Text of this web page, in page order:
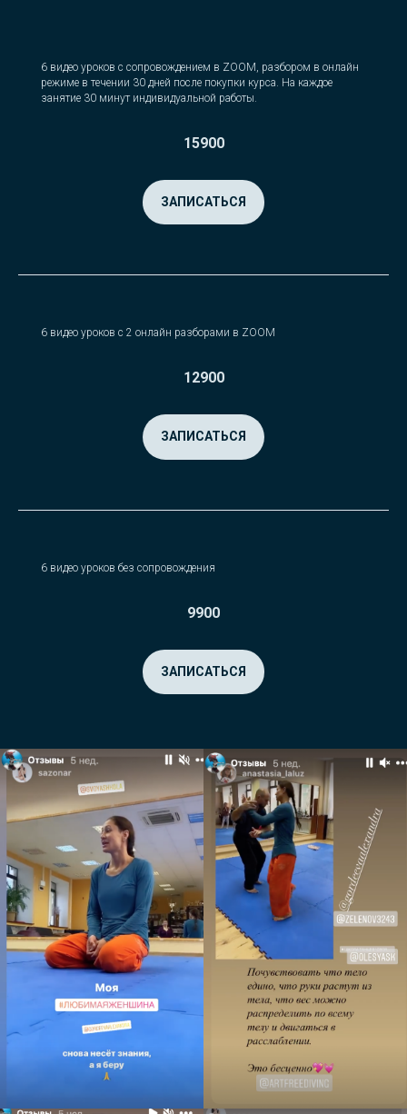
6 видео уроков с сопровождением в ZOOM, разбором в онлайн
режиме в течении 30 дней после покупки курса. На каждое
занятие 30 минут индивидуальной работы.
15900
ЗАПИСАТЬСЯ
6 видео уроков с 2 онлайн разборами в ZOOM
12900
ЗАПИСАТЬСЯ
6 видео уроков без сопровождения
9900
ЗАПИСАТЬСЯ